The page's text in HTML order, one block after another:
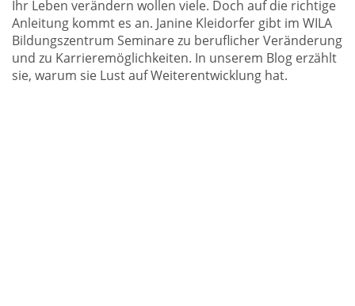
Ihr Leben verändern wollen viele. Doch auf die richtige
Anleitung kommt es an. Janine Kleidorfer gibt im WILA
Bildungszentrum Seminare zu beruflicher Veränderung
und zu Karrieremöglichkeiten. In unserem Blog erzählt
sie, warum sie Lust auf Weiterentwicklung hat.